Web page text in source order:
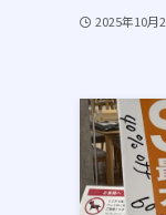
2025年10月